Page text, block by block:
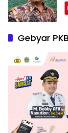
Gebyar